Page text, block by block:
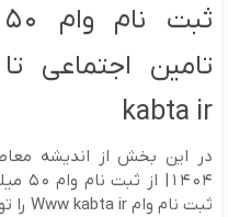
kabta ir
در این بخش از اندیشه
ثبت نام وام Www kabta ir را توضیح دادیم.